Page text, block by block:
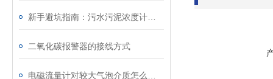
二氧化碳报警器的接线方式